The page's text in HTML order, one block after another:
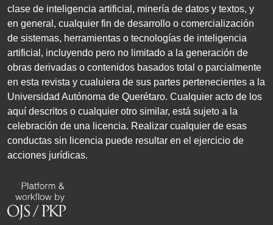
clase de inteligencia artificial, minería de datos y textos, y
en general, cualquier fin de desarrollo o comercialización
de sistemas, herramientas o tecnologías de inteligencia
artificial, incluyendo pero no limitado a la generación de
obras derivadas o contenidos basados total o parcialmente
en esta revista y cualuiera de sus partes pertenecientes a la
Universidad Autónoma de Querétaro. Cualquier acto de los
aquí descritos o cualquier otro similar, está sujeto a la
celebración de una licencia. Realizar cualquier de esas
conductas sin licencia puede resultar en el ejercicio de
acciones jurídicas.